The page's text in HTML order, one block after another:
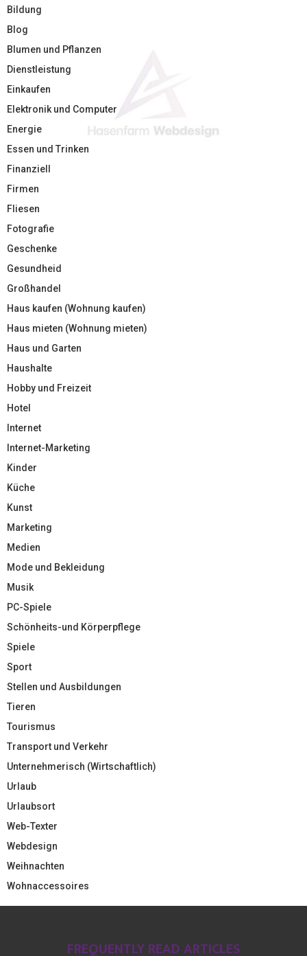
Bildung
Blog
Blumen und Pflanzen
Dienstleistung
Einkaufen
Elektronik und Computer
Energie
Essen und Trinken
Finanziell
Firmen
Fliesen
Fotografie
Geschenke
Gesundheid
Großhandel
Haus kaufen (Wohnung kaufen)
Haus mieten (Wohnung mieten)
Haus und Garten
Haushalte
Hobby und Freizeit
Hotel
Internet
Internet-Marketing
Kinder
Küche
Kunst
Marketing
Medien
Mode und Bekleidung
Musik
PC-Spiele
Schönheits-und Körperpflege
Spiele
Sport
Stellen und Ausbildungen
Tieren
Tourismus
Transport und Verkehr
Unternehmerisch (Wirtschaftlich)
Urlaub
Urlaubsort
Web-Texter
Webdesign
Weihnachten
Wohnaccessoires
FREQUENTLY READ ARTICLES